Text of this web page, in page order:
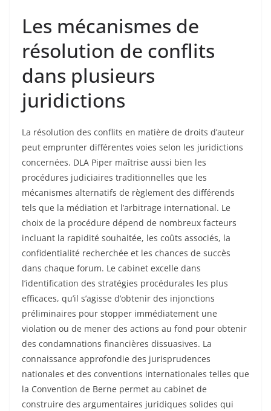
Les mécanismes de
résolution de conflits
dans plusieurs
juridictions
La résolution des conflits en matière de droits d’auteur
peut emprunter différentes voies selon les juridictions
concernées. DLA Piper maîtrise aussi bien les
procédures judiciaires traditionnelles que les
mécanismes alternatifs de règlement des différends
tels que la médiation et l’arbitrage international. Le
choix de la procédure dépend de nombreux facteurs
incluant la rapidité souhaitée, les coûts associés, la
confidentialité recherchée et les chances de succès
dans chaque forum. Le cabinet excelle dans
l’identification des stratégies procédurales les plus
efficaces, qu’il s’agisse d’obtenir des injonctions
préliminaires pour stopper immédiatement une
violation ou de mener des actions au fond pour obtenir
des condamnations financières dissuasives. La
connaissance approfondie des jurisprudences
nationales et des conventions internationales telles que
la Convention de Berne permet au cabinet de
construire des argumentaires juridiques solides qui